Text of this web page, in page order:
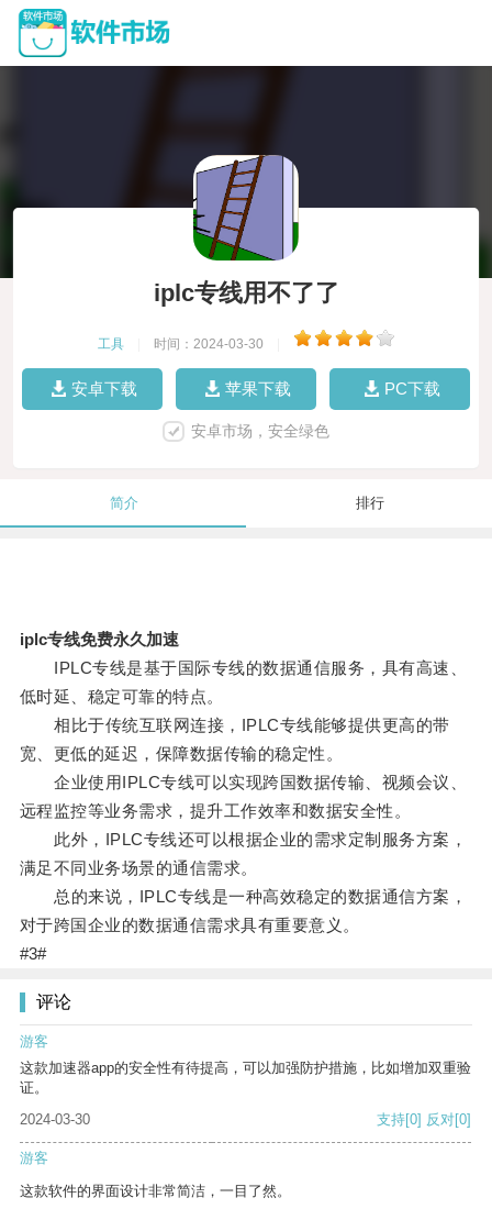
iplc专线用不了了
工具 时间：2024-03-30
安卓下载 苹果下载 PC下载
安卓市场，安全绿色
简介 排行
iplc专线免费永久加速
IPLC专线是基于国际专线的数据通信服务，具有高速、
低时延、稳定可靠的特点。
相比于传统互联网连接，IPLC专线能够提供更高的带
宽、更低的延迟，保障数据传输的稳定性。
企业使用IPLC专线可以实现跨国数据传输、视频会议、
远程监控等业务需求，提升工作效率和数据安全性。
此外，IPLC专线还可以根据企业的需求定制服务方案，
满足不同业务场景的通信需求。
总的来说，IPLC专线是一种高效稳定的数据通信方案，
对于跨国企业的数据通信需求具有重要意义。
#3#
评论
游客
这款加速器app的安全性有待提高，可以加强防护措施，比如增加双重验
证。
2024-03-30
支持[0] 反对[0]
游客
这款软件的界面设计非常简洁，一目了然。